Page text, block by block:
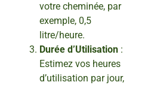
votre cheminée, par
exemple, 0,5
litre/heure.
Durée d’Utilisation :
Estimez vos heures
d’utilisation par jour,